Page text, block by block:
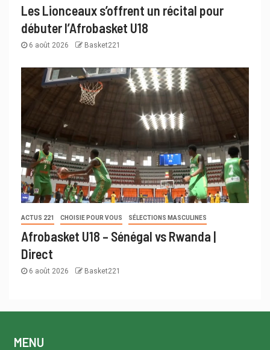
Les Lionceaux s’offrent un récital pour
débuter l’Afrobasket U18
6 août 2026 Basket221
ACTUS 221 CHOISIE POUR VOUS SÉLECTIONS MASCULINES
Afrobasket U18 – Sénégal vs Rwanda |
Direct
6 août 2026 Basket221
MENU